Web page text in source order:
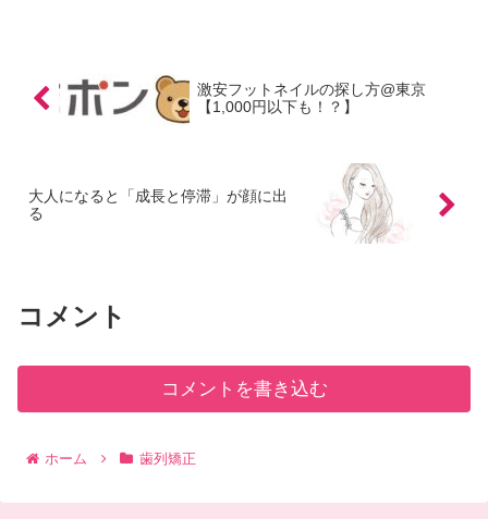
激安フットネイルの探し方@東京
【1,000円以下も！？】
大人になると「成長と停滞」が顔に出
る
コメント
コメントを書き込む
ホーム 歯列矯正